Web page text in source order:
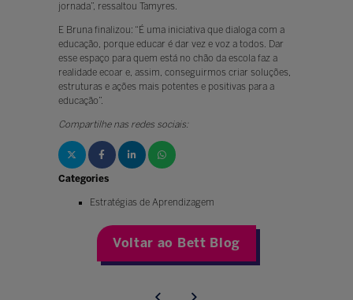
jornada”, ressaltou Tamyres.
E Bruna finalizou: “É uma iniciativa que dialoga com a
educação, porque educar é dar vez e voz a todos. Dar
esse espaço para quem está no chão da escola faz a
realidade ecoar e, assim, conseguirmos criar soluções,
estruturas e ações mais potentes e positivas para a
educação”.
Compartilhe nas redes sociais:
Categories
Estratégias de Aprendizagem
Voltar ao Bett Blog